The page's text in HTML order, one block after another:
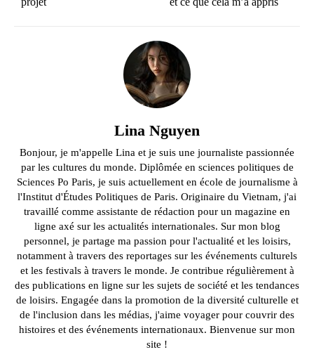
Lina Nguyen
Bonjour, je m'appelle Lina et je suis une journaliste passionnée
par les cultures du monde. Diplômée en sciences politiques de
Sciences Po Paris, je suis actuellement en école de journalisme à
l'Institut d'Études Politiques de Paris. Originaire du Vietnam, j'ai
travaillé comme assistante de rédaction pour un magazine en
ligne axé sur les actualités internationales. Sur mon blog
personnel, je partage ma passion pour l'actualité et les loisirs,
notamment à travers des reportages sur les événements culturels
et les festivals à travers le monde. Je contribue régulièrement à
des publications en ligne sur les sujets de société et les tendances
de loisirs. Engagée dans la promotion de la diversité culturelle et
de l'inclusion dans les médias, j'aime voyager pour couvrir des
histoires et des événements internationaux. Bienvenue sur mon
site !